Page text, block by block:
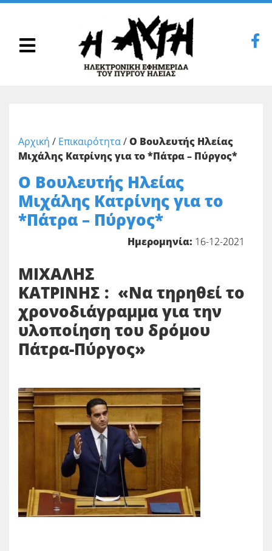
Αρχική / Επικαιρότητα/Ο Βουλευτής Ηλείας
Μιχάλης Κατρίνης για το *Πάτρα – Πύργος*
Ο Βουλευτής Ηλείας
Μιχάλης Κατρίνης για το
*Πάτρα – Πύργος*
Ημερομηνία: 16-12-2021
ΜΙΧΑΛΗΣ
ΚΑΤΡΙΝΗΣ : «Να τηρηθεί το
χρονοδιάγραμμα για την
υλοποίηση του δρόμου
Πάτρα-Πύργος»